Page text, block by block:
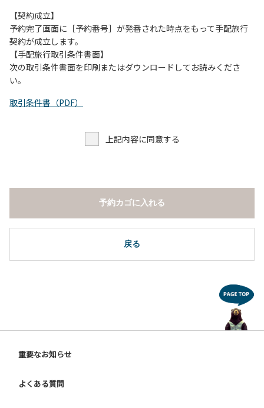
【契約成立】
予約完了画面に［予約番号］が発番された時点をもって手配旅行
契約が成立します。
【手配旅行取引条件書面】
次の取引条件書面を印刷またはダウンロードしてお読みくださ
い。
取引条件書（PDF）
上記内容に同意する
戻る
予約カゴに入れる
重要なお知らせ
よくある質問